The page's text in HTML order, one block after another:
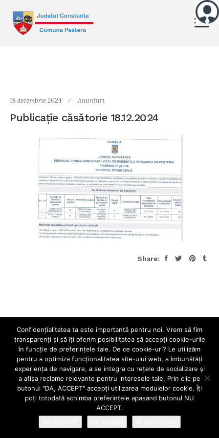
18 decembrie 2024 Anunturi
Publicație căsătorie 18.12.2024
Share:
Confidenţialitatea ta este importantă pentru noi. Vrem să fim
transparenţi și să îţi oferim posibilitatea să accepţi cookie-urile
în funcţie de preferinţele tale. De ce cookie-uri? Le utilizăm
pentru a optimiza funcţionalitatea site-ului web, a îmbunătăţi
experienţa de navigare, a se integra cu reţele de socializare şi
a afişa reclame relevante pentru interesele tale. Prin clic pe
butonul "DA, ACCEPT" accepţi utilizarea modulelor cookie. Îţi
poţi totodată schimba preferinţele apasand butonul NU
ACCEPT.